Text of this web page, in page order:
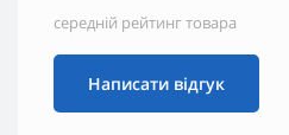
середній рейтинг товара
Написати відгук